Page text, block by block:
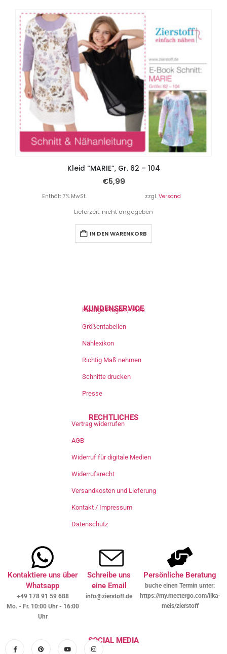
Kleid “MARIE”, Gr. 62 – 104
€5,99
Enthält 7% MwSt. zzgl. Versand
Lieferzeit: nicht angegeben
IN DEN WARENKORB
KUNDENSERVICE
Häufige Fragen / Hilfe
Größentabellen
Nählexikon
Richtig Maß nehmen
Schnitte drucken
Presse
RECHTLICHES
Vertrag widerrufen
AGB
Widerruf für digitale Medien
Widerrufsrecht
Versandkosten und Lieferung
Kontakt / Impressum
Datenschutz
Kontaktiere uns über
Whatsapp
+49 178 91 59 688
Mo. - Fr. 10:00 Uhr - 16:00
Uhr
Schreibe uns
eine Email
info@zierstoff.de
Persönliche Beratung
buche einen Termin unter:
https://my.meetergo.com/ilka-
meis/zierstoff
SOCIAL MEDIA